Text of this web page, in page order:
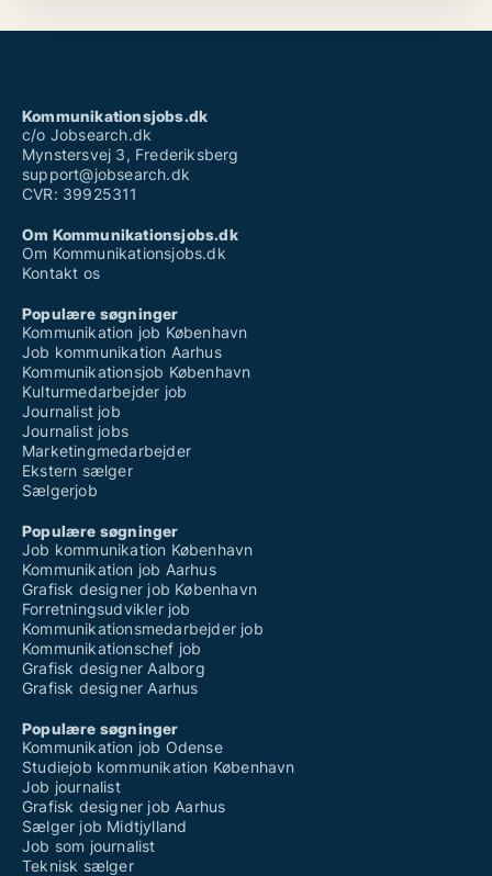
Kommunikationsjobs.dk
c/o Jobsearch.dk
Mynstersvej 3, Frederiksberg
support@jobsearch.dk
CVR: 39925311
Om Kommunikationsjobs.dk
Om Kommunikationsjobs.dk
Kontakt os
Populære søgninger
Kommunikation job København
Job kommunikation Aarhus
Kommunikationsjob København
Kulturmedarbejder job
Journalist job
Journalist jobs
Marketingmedarbejder
Ekstern sælger
Sælgerjob
Populære søgninger
Job kommunikation København
Kommunikation job Aarhus
Grafisk designer job København
Forretningsudvikler job
Kommunikationsmedarbejder job
Kommunikationschef job
Grafisk designer Aalborg
Grafisk designer Aarhus
Populære søgninger
Kommunikation job Odense
Studiejob kommunikation København
Job journalist
Grafisk designer job Aarhus
Sælger job Midtjylland
Job som journalist
Teknisk sælger